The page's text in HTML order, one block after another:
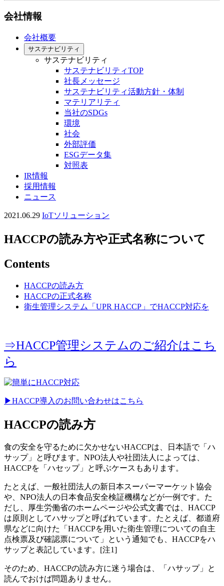
会社情報
会社概要
サステナビリティ
サステナビリティ
サステナビリティTOP
社長メッセージ
サステナビリティ活動方針・体制
マテリアリティ
当社のSDGs
環境
社会
外部評価
ESGデータ集
対照表
IR情報
採用情報
ニュース
2021.06.29 IoTソリューション
HACCPの読み方や正式名称について
Contents
HACCPの読み方
HACCPの正式名称
衛生管理システム「UPR HACCP」でHACCP対応を
⇒HACCP管理システムのご紹介はこち
ら
▶HACCP導入のお問い合わせはこちら
HACCPの読み方
食の安全を守るために欠かせないHACCPは、日本語で「ハ
サップ」と呼びます。NPO法人や社団法人によっては、
HACCPを「ハセップ」と呼ぶケースもあります。
たとえば、一般社団法人の新日本スーパーマーケット協会
や、NPO法人の日本食品安全検証機構などが一例です。た
だし、厚生労働省のホームページや公式文書では、HACCP
は原則としてハサップと呼ばれています。たとえば、都道府
県などに向けた「HACCPを用いた衛生管理についての自主
点検票及び確認票について」という通知でも、HACCPをハ
サップと表記しています。[注1]
そのため、HACCPの読み方に迷う場合は、「ハサップ」と
読んでおけば問題ありません。